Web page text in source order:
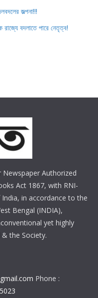
জল্পনা!!!
রাজ্যে বদলাতে পারে নেতৃত্ব!
Authorized
Act 1867, with RNI-
in accordance to the
Bengal (INDIA),
yet highly
the Society.
Phone :